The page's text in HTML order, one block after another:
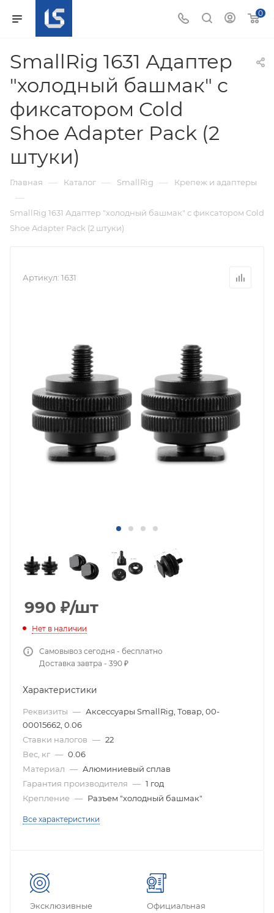
0
SmallRig 1631 Адаптер
"холодный башмак" с
фиксатором Cold
Shoe Adapter Pack (2
штуки)
Главная — Каталог — SmallRig — Крепеж и адаптеры
—
SmallRig 1631 Адаптер "холодный башмак" с фиксатором Cold
Shoe Adapter Pack (2 штуки)
Артикул: 1631
990 ₽/шт
Нет в наличии
Самовывоз сегодня - бесплатно
Доставка завтра - 390 ₽
Характеристики
Реквизиты — Аксессуары SmallRig, Товар, 00-
00015662, 0.06
Ставки налогов — 22
Вес, кг — 0.06
Материал — Алюминиевый сплав
Гарантия производителя — 1 год
Крепление — Разъем "холодный башмак"
Все характеристики
Эксклюзивные
Официальная